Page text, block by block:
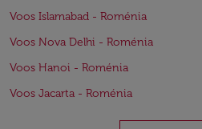
Voos Islamabad - Roménia
Voos Nova Delhi - Roménia
Voos Hanoi - Roménia
Voos Jacarta - Roménia